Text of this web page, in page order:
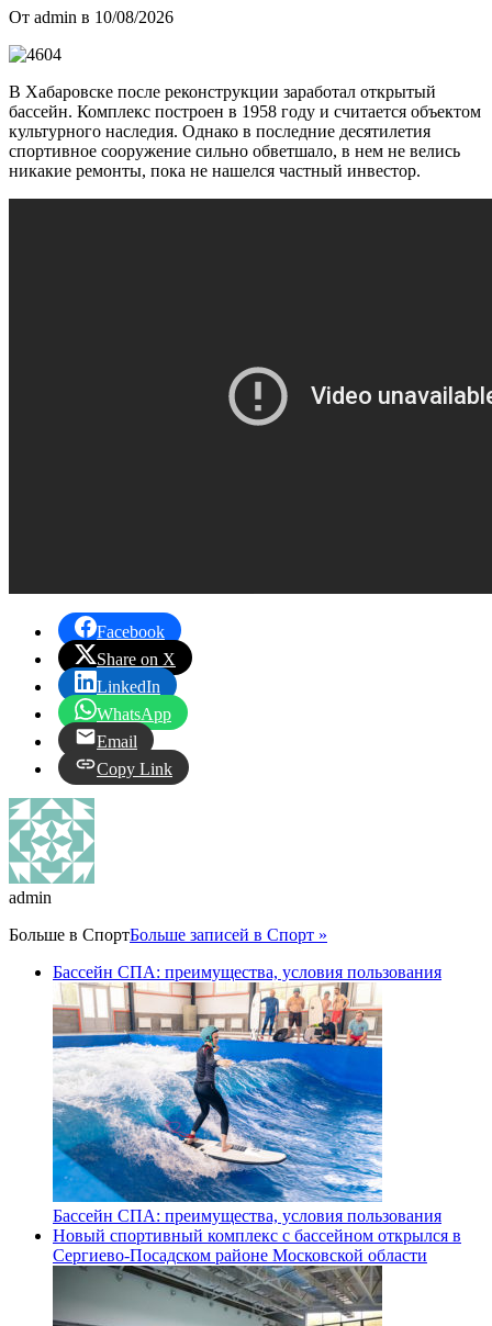
От admin в 10/08/2026
В Хабаровске после реконструкции заработал открытый
бассейн. Комплекс построен в 1958 году и считается объектом
культурного наследия. Однако в последние десятилетия
спортивное сооружение сильно обветшало, в нем не велись
никакие ремонты, пока не нашелся частный инвестор.
Facebook
Share on X
LinkedIn
WhatsApp
Email
Copy Link
admin
Больше в СпортБольше записей в Спорт »
Бассейн СПА: преимущества, условия пользования
Бассейн СПА: преимущества, условия пользования
Новый спортивный комплекс с бассейном открылся в
Сергиево‑Посадском районе Московской области